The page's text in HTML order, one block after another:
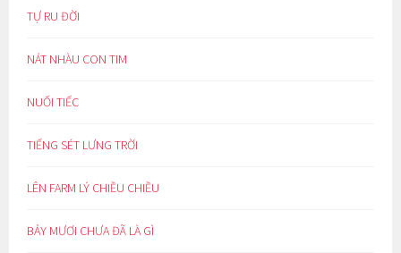
TỰ RU ĐỜI
NÁT NHÀU CON TIM
NUỐI TIẾC
TIẾNG SÉT LƯNG TRỜI
LÊN FARM LÝ CHIỀU CHIỀU
BẢY MƯƠI CHƯA ĐÃ LÀ GÌ